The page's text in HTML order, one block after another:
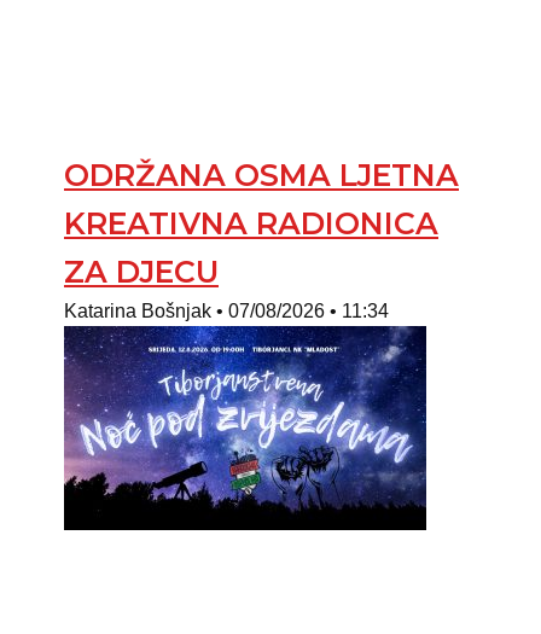
ODRŽANA OSMA LJETNA
KREATIVNA RADIONICA
ZA DJECU
Katarina Bošnjak 07/08/2026 11:34